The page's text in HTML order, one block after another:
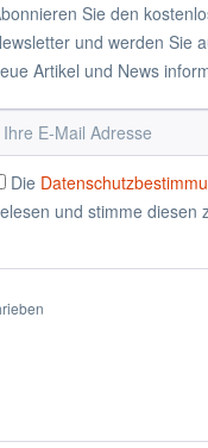
Sie den
und werden Sie
Artikel und News
Die
und stimme diesen